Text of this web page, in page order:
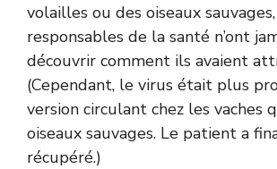
volailles ou des oiseaux
responsables de la santé n’ont
découvrir comment ils avaient
(Cependant, le virus était plus
version circulant chez les vaches
oiseaux sauvages. Le patient a
récupéré.)